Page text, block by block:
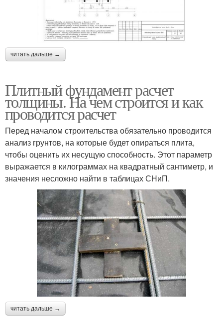
читать дальше →
Плитный фундамент расчет
толщины. На чем строится и как
проводится расчет
Перед началом строительства обязательно проводится
анализ грунтов, на которые будет опираться плита,
чтобы оценить их несущую способность. Этот параметр
выражается в килограммах на квадратный сантиметр, и
значения несложно найти в таблицах СНиП.
читать дальше →